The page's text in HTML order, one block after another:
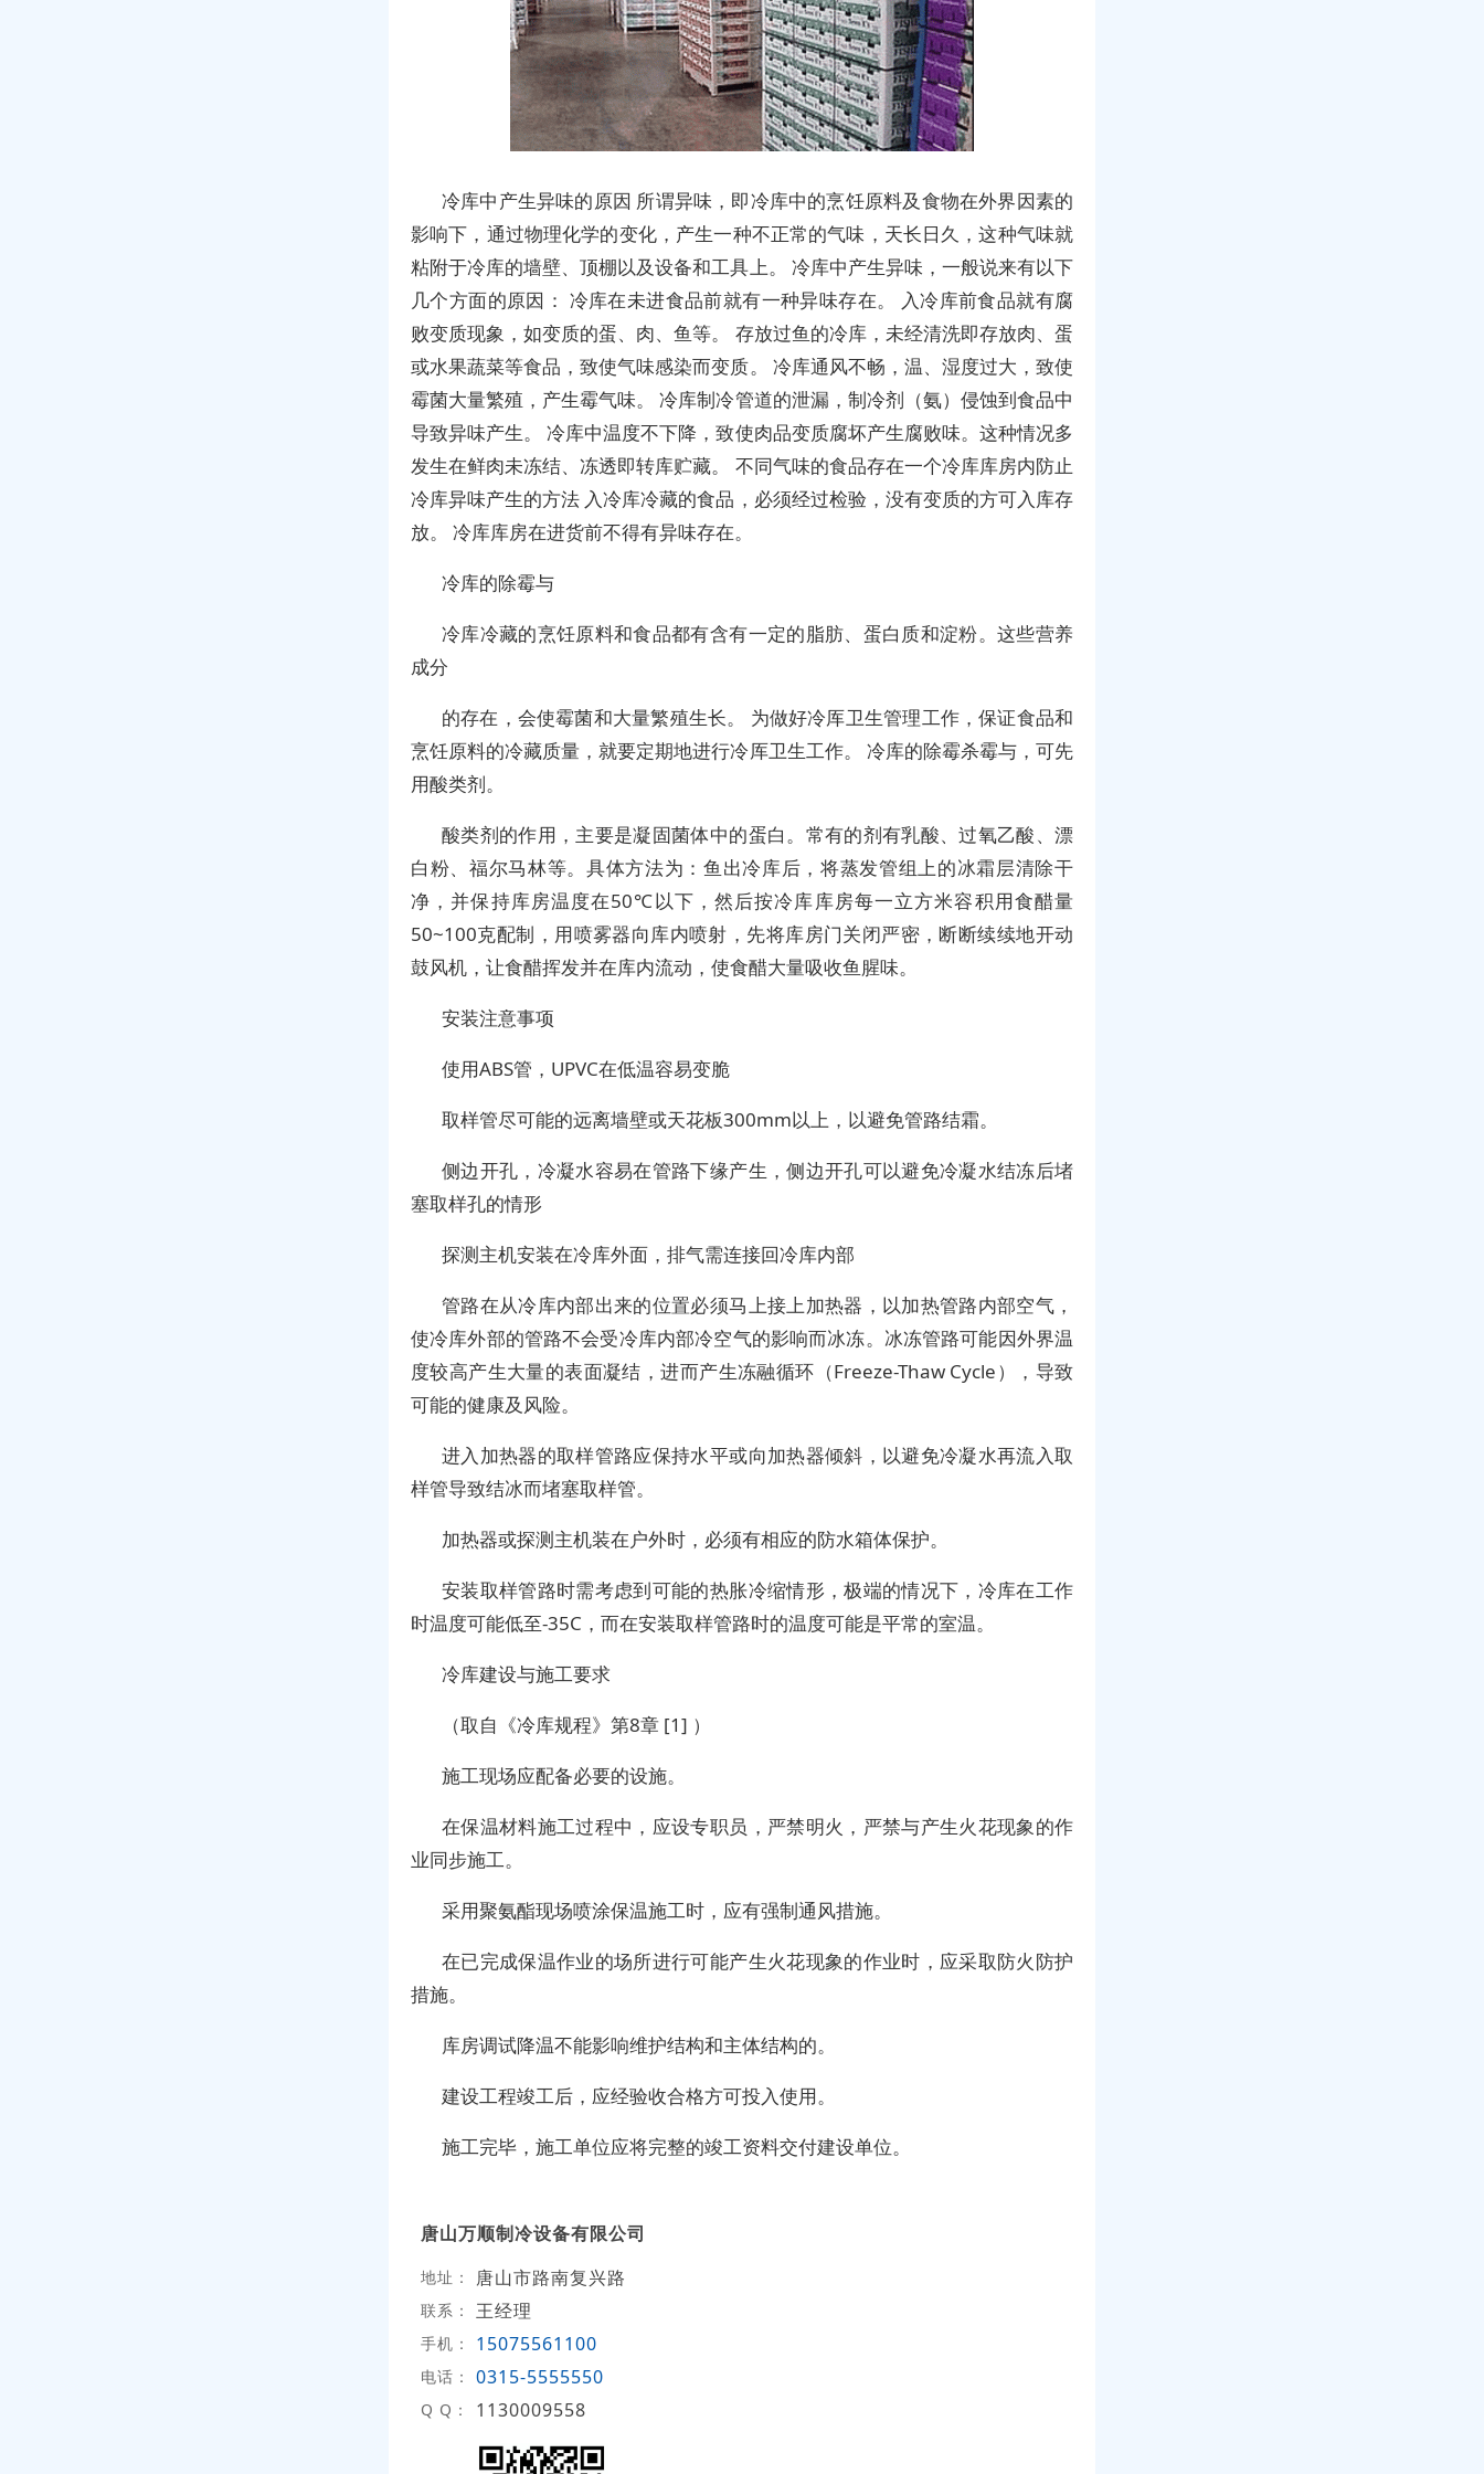
冷库中产生异味的原因 所谓异味，即冷库中的烹饪原料及食物在外界因素的
影响下，通过物理化学的变化，产生一种不正常的气味，天长日久，这种气味就
粘附于冷库的墙壁、顶棚以及设备和工具上。 冷库中产生异味，一般说来有以下
几个方面的原因： 冷库在未进食品前就有一种异味存在。 入冷库前食品就有腐
败变质现象，如变质的蛋、肉、鱼等。 存放过鱼的冷库，未经清洗即存放肉、蛋
或水果蔬菜等食品，致使气味感染而变质。 冷库通风不畅，温、湿度过大，致使
霉菌大量繁殖，产生霉气味。 冷库制冷管道的泄漏，制冷剂（氨）侵蚀到食品中
导致异味产生。 冷库中温度不下降，致使肉品变质腐坏产生腐败味。这种情况多
发生在鲜肉未冻结、冻透即转库贮藏。 不同气味的食品存在一个冷库库房内防止
冷库异味产生的方法 入冷库冷藏的食品，必须经过检验，没有变质的方可入库存
放。 冷库库房在进货前不得有异味存在。
冷库的除霉与
冷库冷藏的烹饪原料和食品都有含有一定的脂肪、蛋白质和淀粉。这些营养
成分
的存在，会使霉菌和大量繁殖生长。 为做好冷厍卫生管理工作，保证食品和
烹饪原料的冷藏质量，就要定期地进行冷厍卫生工作。 冷库的除霉杀霉与，可先
用酸类剂。
酸类剂的作用，主要是凝固菌体中的蛋白。常有的剂有乳酸、过氧乙酸、漂
白粉、福尔马林等。具体方法为：鱼出冷库后，将蒸发管组上的冰霜层清除干
净，并保持库房温度在50℃以下，然后按冷库库房每一立方米容积用食醋量
50~100克配制，用喷雾器向库内喷射，先将库房门关闭严密，断断续续地开动
鼓风机，让食醋挥发并在库内流动，使食醋大量吸收鱼腥味。
安装注意事项
使用ABS管，UPVC在低温容易变脆
取样管尽可能的远离墙壁或天花板300mm以上，以避免管路结霜。
侧边开孔，冷凝水容易在管路下缘产生，侧边开孔可以避免冷凝水结冻后堵
塞取样孔的情形
探测主机安装在冷库外面，排气需连接回冷库内部
管路在从冷库内部出来的位置必须马上接上加热器，以加热管路内部空气，
使冷库外部的管路不会受冷库内部冷空气的影响而冰冻。冰冻管路可能因外界温
度较高产生大量的表面凝结，进而产生冻融循环（Freeze-Thaw Cycle），导致
可能的健康及风险。
进入加热器的取样管路应保持水平或向加热器倾斜，以避免冷凝水再流入取
样管导致结冰而堵塞取样管。
加热器或探测主机装在户外时，必须有相应的防水箱体保护。
安装取样管路时需考虑到可能的热胀冷缩情形，极端的情况下，冷库在工作
时温度可能低至-35C，而在安装取样管路时的温度可能是平常的室温。
冷库建设与施工要求
（取自《冷库规程》第8章 [1] ）
施工现场应配备必要的设施。
在保温材料施工过程中，应设专职员，严禁明火，严禁与产生火花现象的作
业同步施工。
采用聚氨酯现场喷涂保温施工时，应有强制通风措施。
在已完成保温作业的场所进行可能产生火花现象的作业时，应采取防火防护
措施。
库房调试降温不能影响维护结构和主体结构的。
建设工程竣工后，应经验收合格方可投入使用。
施工完毕，施工单位应将完整的竣工资料交付建设单位。
唐山万顺制冷设备有限公司
地址： 唐山市路南复兴路
联系： 王经理
手机： 15075561100
电话： 0315-5555550
Q Q： 1130009558